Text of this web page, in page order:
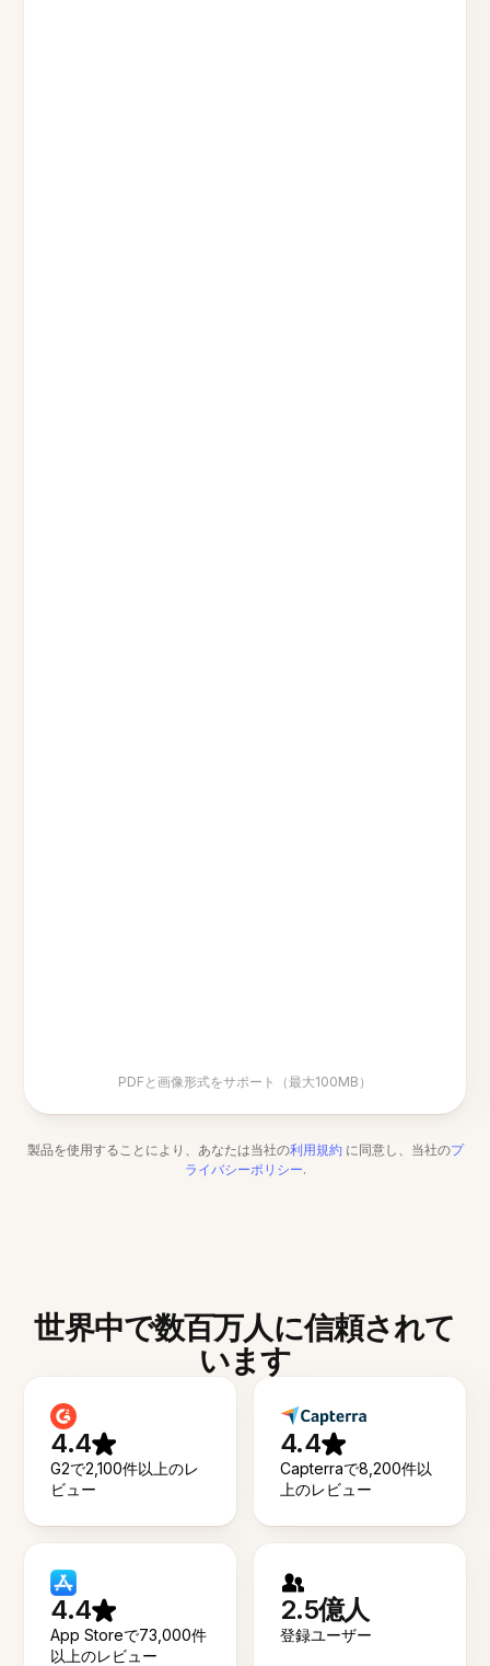
PDFと画像形式をサポート（最大100MB）
製品を使用することにより、あなたは当社の利用規約 に同意し、当社のプ
ライバシーポリシー.
世界中で数百万人に信頼されて
います
4.4
G2で2,100件以上のレ
ビュー
4.4
Capterraで8,200件以
上のレビュー
4.4
App Storeで73,000件
以上のレビュー
2.5億人
登録ユーザー